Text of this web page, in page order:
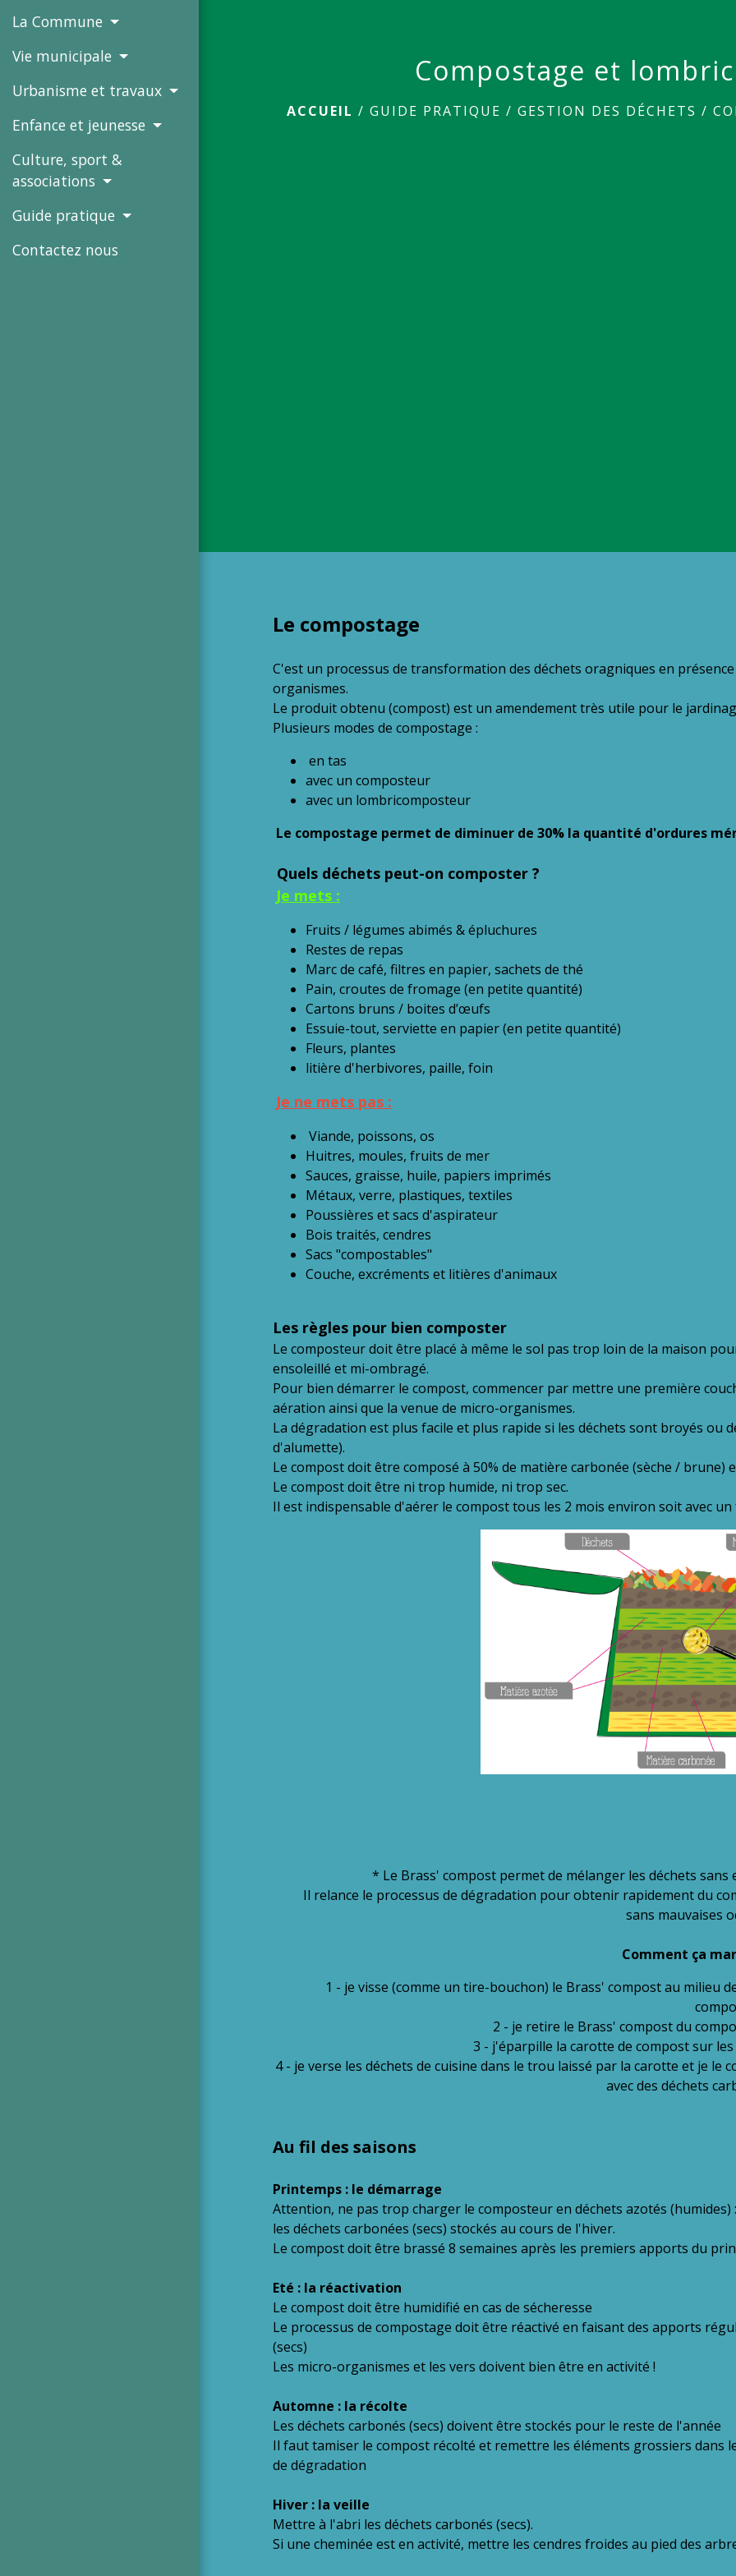
La Commune
Vie municipale
Urbanisme et travaux
Enfance et jeunesse
Culture, sport &
associations
Guide pratique
Contactez nous
Compostage et
ACCUEIL /GUIDE PRATIQUE /GESTION DES DÉCHETS /
Le compostage
C'est un processus de transformation des déchets oragniques en
organismes.
Le produit obtenu (compost) est un amendement très utile pour le
Plusieurs modes de compostage :
en tas
avec un composteur
avec un lombricomposteur
Le compostage permet de diminuer de 30% la quantité d'ordures
Quels déchets peut-on composter ?
Je mets :
Fruits / légumes abimés & épluchures
Restes de repas
Marc de café, filtres en papier, sachets de thé
Pain, croutes de fromage (en petite quantité)
Cartons bruns / boites d’œufs
Essuie-tout, serviette en papier (en petite quantité)
Fleurs, plantes
litière d'herbivores, paille, foin
Je ne mets pas :
Viande, poissons, os
Huitres, moules, fruits de mer
Sauces, graisse, huile, papiers imprimés
Métaux, verre, plastiques, textiles
Poussières et sacs d'aspirateur
Bois traités, cendres
Sacs "compostables"
Couche, excréments et litières d'animaux
Les règles pour bien composter
Le composteur doit être placé à même le sol pas trop loin de la maison
ensoleillé et mi-ombragé.
Pour bien démarrer le compost, commencer par mettre une première
aération ainsi que la venue de micro-organismes.
La dégradation est plus facile et plus rapide si les déchets sont broyés ou
d'alumette).
Le compost doit être composé à 50% de matière carbonée (sèche / brune)
Le compost doit être ni trop humide, ni trop sec.
Il est indispensable d'aérer le compost tous les 2 mois environ soit avec
* Le Brass' compost permet de mélanger les déchets sans
Il relance le processus de dégradation pour obtenir rapidement du
sans mauvaises
Comment ça
1 - je visse (comme un tire-bouchon) le Brass' compost au milieu
2 - je retire le Brass' compost du
3 - j'éparpille la carotte de compost sur les
4 - je verse les déchets de cuisine dans le trou laissé par la carotte et je le
avec des déchets
Au fil des saisons
Printemps : le démarrage
Attention, ne pas trop charger le composteur en déchets azotés
les déchets carbonées (secs) stockés au cours de l'hiver.
Le compost doit être brassé 8 semaines après les premiers apports du
Eté : la réactivation
Le compost doit être humidifié en cas de sécheresse
Le processus de compostage doit être réactivé en faisant des apports
(secs)
Les micro-organismes et les vers doivent bien être en activité !
Automne : la récolte
Les déchets carbonés (secs) doivent être stockés pour le reste de l'année
Il faut tamiser le compost récolté et remettre les éléments grossiers dans
de dégradation
Hiver : la veille
Mettre à l'abri les déchets carbonés (secs).
Si une cheminée est en activité, mettre les cendres froides au pied des